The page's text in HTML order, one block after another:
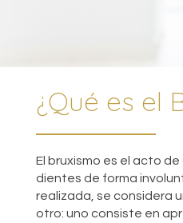
¿Qué es el
El bruxismo es el acto
dientes de forma
realizada, se considera
otro: uno consiste en